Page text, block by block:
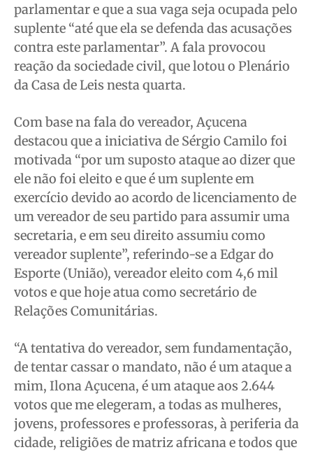
parlamentar e que a sua vaga seja ocupada pelo
suplente “até que ela se defenda das acusações
contra este parlamentar”. A fala provocou
reação da sociedade civil, que lotou o Plenário
da Casa de Leis nesta quarta.
Com base na fala do vereador, Açucena
destacou que a iniciativa de Sérgio Camilo foi
motivada “por um suposto ataque ao dizer que
ele não foi eleito e que é um suplente em
exercício devido ao acordo de licenciamento de
um vereador de seu partido para assumir uma
secretaria, e em seu direito assumiu como
vereador suplente”, referindo-se a Edgar do
Esporte (União), vereador eleito com 4,6 mil
votos e que hoje atua como secretário de
Relações Comunitárias.
“A tentativa do vereador, sem fundamentação,
de tentar cassar o mandato, não é um ataque a
mim, Ilona Açucena, é um ataque aos 2.644
votos que me elegeram, a todas as mulheres,
jovens, professores e professoras, à periferia da
cidade, religiões de matriz africana e todos que